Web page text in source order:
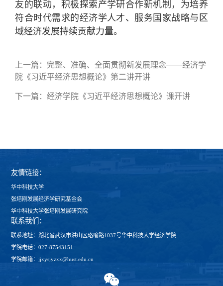
友的联动，积极探索产学研合作新机制，为培养
符合时代需求的经济学人才、服务国家战略与区
域经济发展持续贡献力量。
上一篇： 完整、准确、全面贯彻新发展理念——经济学
院《习近平经济思想概论》第二讲开讲
下一篇：经济学院《习近平经济思想概论》课开讲
友情链接：
华中科技大学
张培刚发展经济学研究基金会
华中科技大学张培刚发展研究院
联系我们：
联系地址：湖北省武汉市洪山区珞喻路1037号华中科技大学经济学院
学院电话：027-87543151
学院邮箱：jjxysjyzxx@hust.edu.cn